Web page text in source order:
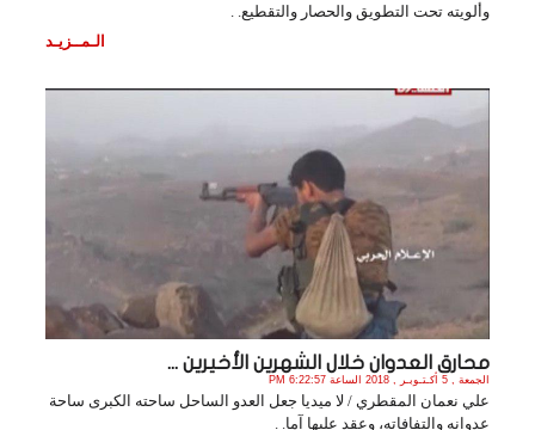
وألويته تحت التطويق والحصار والتقطيع. .
الـمــزيـد
محارق العدوان خلال الشهرين الأخيرين ...
الجمعة , 5 أكـتـوبـر , 2018 الساعة 6:22:57 PM
علي نعمان المقطري / لا ميديا جعل العدو الساحل ساحته الكبرى ساحة
عدوانه والتفافاته، وعقد عليها آما. .